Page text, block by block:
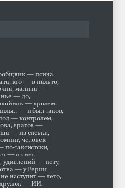
— псина,
кто — в пальто,
малина —
— до,
— кролем,
— и был таков,
— контролем,
врагов —
— из сиськи,
человек —
по-таксистски,
— и снег,
удивлений — нету,
— у Верии,
наступит — лето,
— ИИ.